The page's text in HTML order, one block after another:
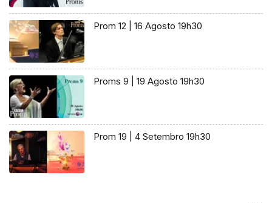
Prom 12 | 16 Agosto 19h30
Proms 9 | 19 Agosto 19h30
Prom 19 | 4 Setembro 19h30